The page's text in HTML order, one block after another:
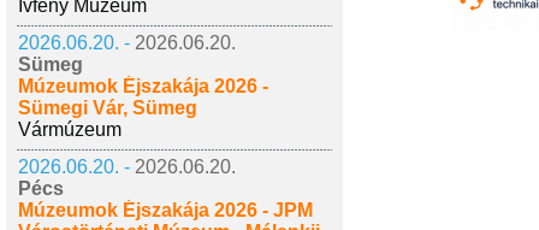
Ívfény Múzeum
2026.06.20. - 2026.06.20.
Sümeg
Múzeumok Éjszakája 2026 -
Sümegi Vár, Sümeg
Vármúzeum
2026.06.20. - 2026.06.20.
Pécs
Múzeumok Éjszakája 2026 - JPM